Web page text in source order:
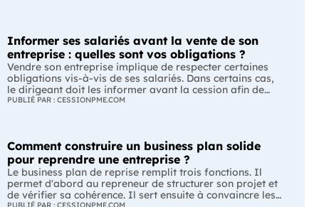
Informer ses salariés avant la vente de son
entreprise : quelles sont vos obligations ?
Vendre son entreprise implique de respecter certaines
obligations vis-à-vis de ses salariés. Dans certains cas,
le dirigeant doit les informer avant la cession afin de
leur permettre, s'ils le souhaitent, de présenter une offre
L'essentiel Les entreprises de moins de 250 salariés sont
soumises, dans certains cas, à une obligation
d'information préalable des salariés. Cette obligation
concerne la vente d'un fonds de commerce ou la cession
de la majorité des titres d'une société. Le délai
d'information varie selon la taille de l'entreprise. Les
PUBLIÉ PAR : CESSIONPME.COM
Comment construire un business plan solide
pour reprendre une entreprise ?
Le business plan de reprise remplit trois fonctions. Il
permet d'abord au repreneur de structurer son projet et
de vérifier sa cohérence. Il sert ensuite à convaincre les
PUBLIÉ PAR : CESSIONPME.COM